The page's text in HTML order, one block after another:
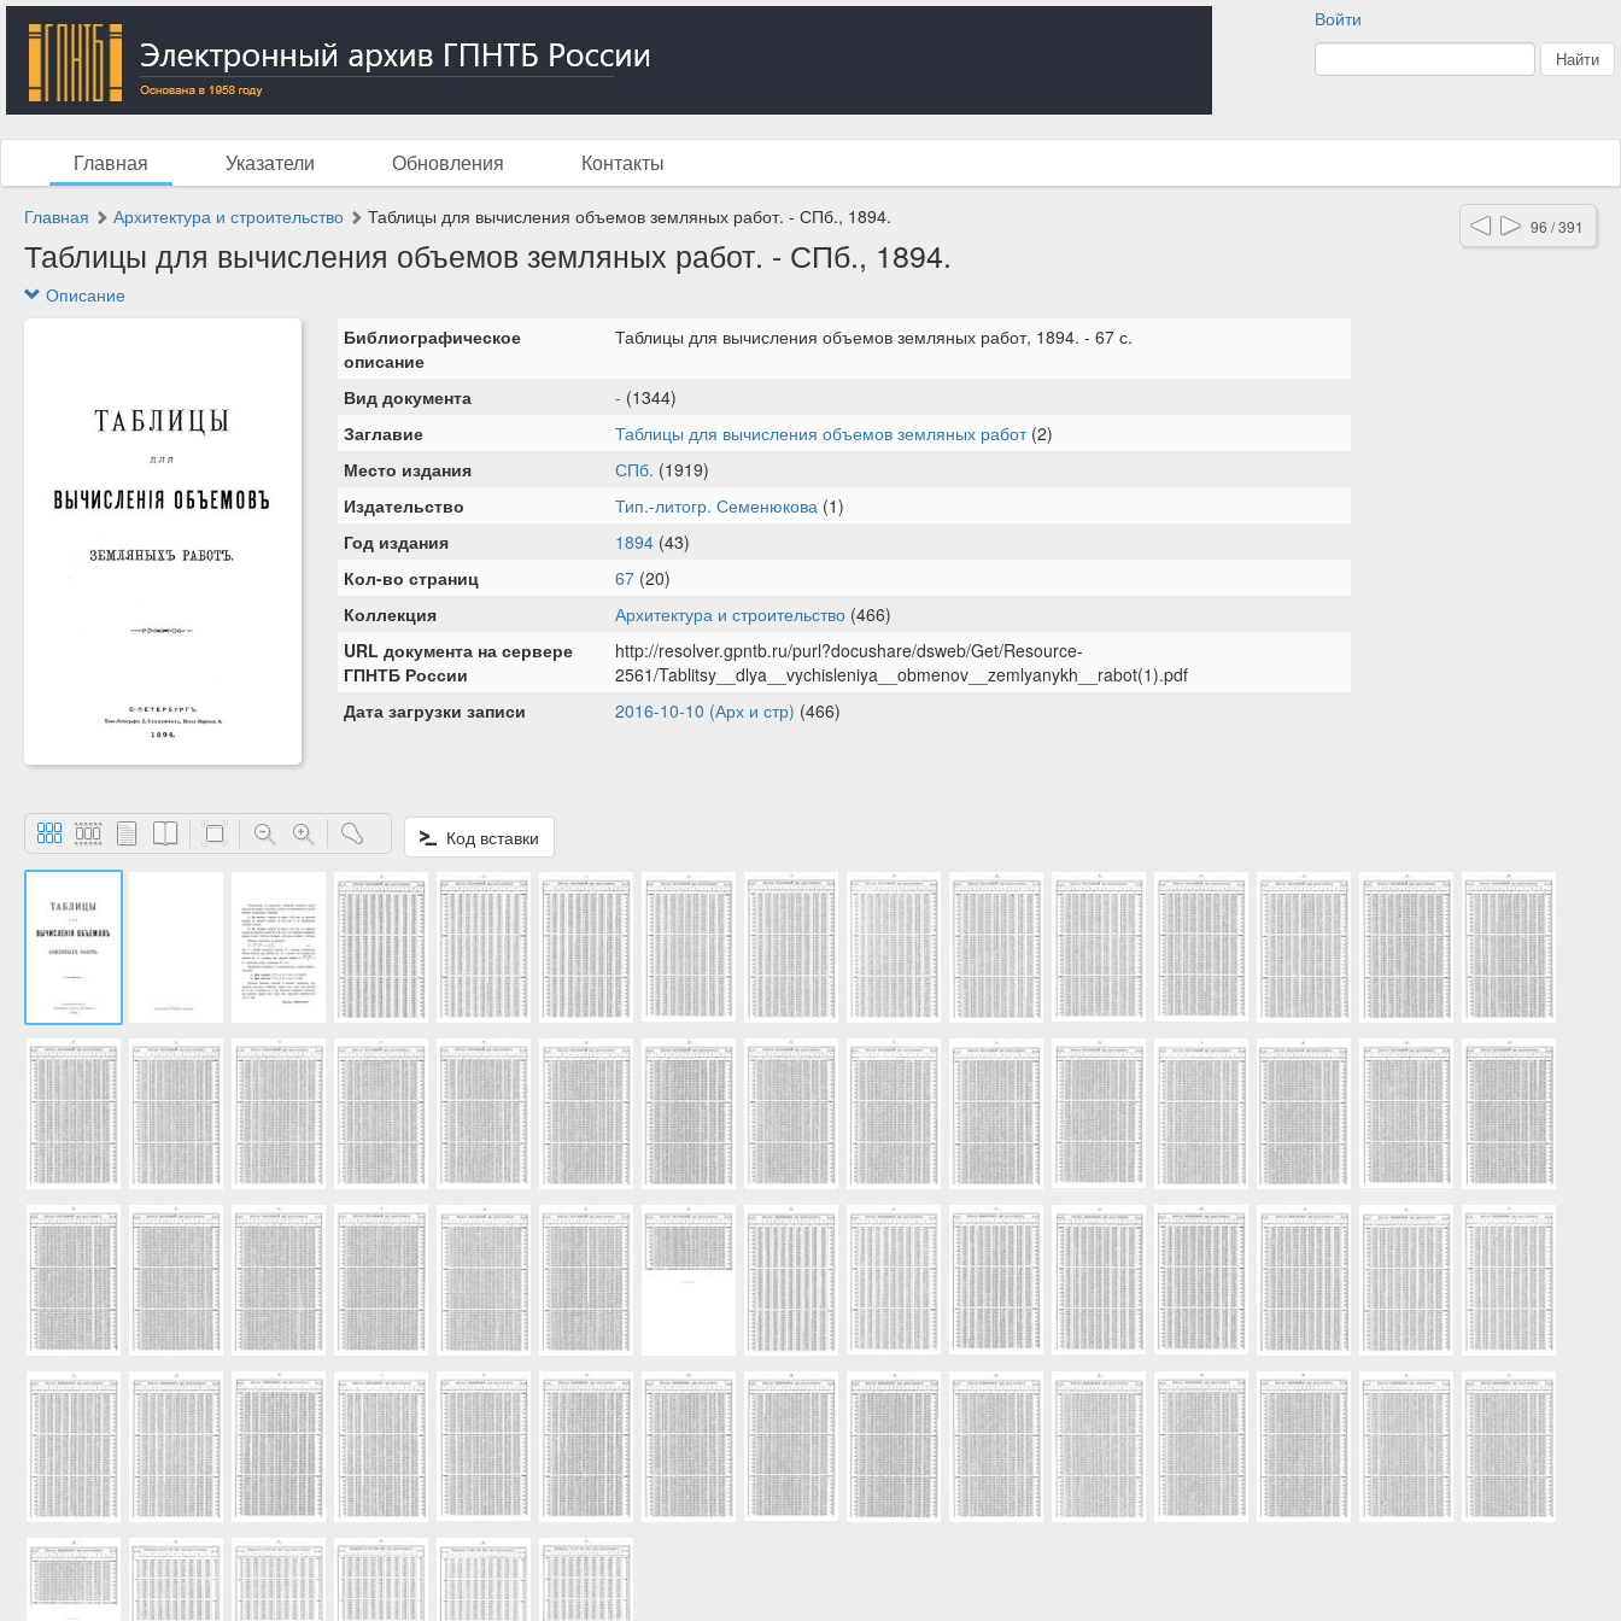
Войти
Главная Указатели Обновления Контакты
96 / 391
Главная Архитектура и строительство Таблицы для вычисления объемов земляных работ. - СПб., 1894.
Таблицы для вычисления объемов земляных работ. - СПб., 1894.
Описание
Библиографическое
описание
Таблицы для вычисления объемов земляных работ, 1894. - 67 с.
Вид документа - (1344)
Заглавие
Таблицы для вычисления объемов земляных работ(2)
Место издания
СПб. (1919)
Издательство
Тип.-литогр. Семенюкова (1)
Год издания
1894 (43)
Кол-во страниц
67 (20)
Коллекция
Архитектура и строительство (466)
URL документа на сервере
ГПНТБ России
http://resolver.gpntb.ru/purl?docushare/dsweb/Get/Resource-
2561/Tablitsy__dlya__vychisleniya__obmenov__zemlyanykh__rabot(1).pdf
Дата загрузки записи
2016-10-10 (Арх и стр) (466)
Код вставки